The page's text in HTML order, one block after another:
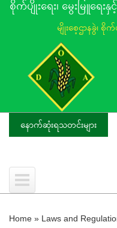
စိုက်ပျိုးရေး၊ မွေးမြူရေး
မျိုးစေ့ဌာနခွဲ၊ စိုက်
နောက်ဆုံးရသတင်းများ
Home » Laws and